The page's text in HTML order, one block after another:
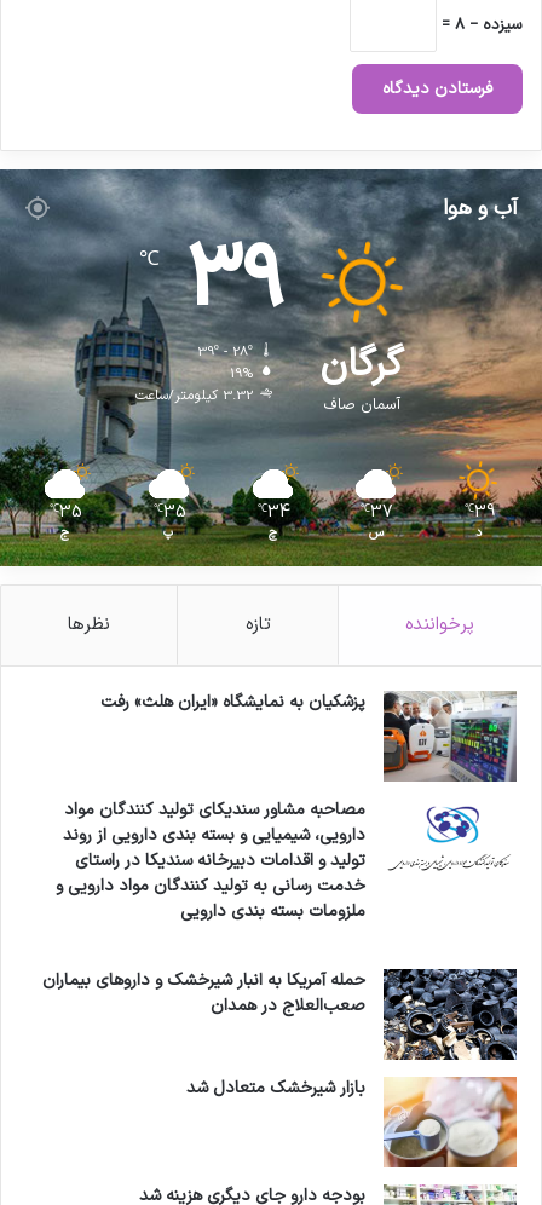
سیزده − 8 =
آب و هوا
گرگان
آسمان صاف
39
℃
39º - 28º
19%
3.32 کیلومتر/ساعت
39
℃
د
37
℃
س
34
℃
چ
35
℃
پ
35
℃
ج
پرخواننده تازه نظرها
پزشکیان به نمایشگاه «ایران هلث» رفت
مصاحبه مشاور سندیکای تولید کنندگان مواد
دارویی، شیمیایی و بسته بندی دارویی از روند
تولید و اقدامات دبیرخانه سندیکا در راستای
خدمت رسانی به تولید کنندگان مواد دارویی و
ملزومات بسته بندی دارویی
حمله آمریکا به انبار شیرخشک و داروهای بیماران
صعب‌العلاج در همدان
بازار شیرخشک متعادل شد
بودجه دارو جای دیگری هزینه شد